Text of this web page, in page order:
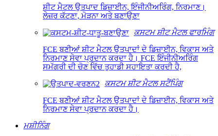
ਸ਼ੀਟ ਮੈਟਲ ਉਤਪਾਦ ਡਿਜ਼ਾਈਨ, ਇੰਜੀਨੀਅਰਿੰਗ, ਨਿਰਮਾਣ।
ਲੇਜ਼ਰ ਕੱਟਣਾ, ਮੋੜਨਾ ਅਤੇ ਬਣਾਉਣਾ
ਕਸਟਮ ਸ਼ੀਟ ਮੈਟਲ ਫਾਰਮਿੰਗ
FCE ਬਣੀਆਂ ਸ਼ੀਟ ਮੈਟਲ ਉਤਪਾਦਾਂ ਦੇ ਡਿਜ਼ਾਈਨ, ਵਿਕਾਸ ਅਤੇ
ਨਿਰਮਾਣ ਸੇਵਾ ਪ੍ਰਦਾਨ ਕਰਦਾ ਹੈ। FCE ਇੰਜੀਨੀਅਰਿੰਗ
ਸਮੱਗਰੀ ਦੀ ਚੋਣ ਵਿੱਚ ਤੁਹਾਡੀ ਸਹਾਇਤਾ ਕਰਦੀ ਹੈ,
ਕਸਟਮ ਸ਼ੀਟ ਮੈਟਲ ਸਟੈਂਪਿੰਗ
FCE ਬਣੀਆਂ ਸ਼ੀਟ ਮੈਟਲ ਉਤਪਾਦਾਂ ਦੇ ਡਿਜ਼ਾਈਨ, ਵਿਕਾਸ ਅਤੇ
ਨਿਰਮਾਣ ਸੇਵਾ ਪ੍ਰਦਾਨ ਕਰਦਾ ਹੈ।
ਮਸ਼ੀਨਿੰਗ